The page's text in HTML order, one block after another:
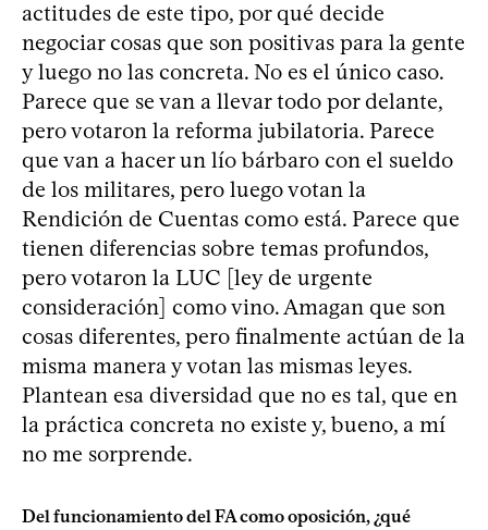
actitudes de este tipo, por qué decide
negociar cosas que son positivas para la gente
y luego no las concreta. No es el único caso.
Parece que se van a llevar todo por delante,
pero votaron la reforma jubilatoria. Parece
que van a hacer un lío bárbaro con el sueldo
de los militares, pero luego votan la
Rendición de Cuentas como está. Parece que
tienen diferencias sobre temas profundos,
pero votaron la LUC [ley de urgente
consideración] como vino. Amagan que son
cosas diferentes, pero finalmente actúan de la
misma manera y votan las mismas leyes.
Plantean esa diversidad que no es tal, que en
la práctica concreta no existe y, bueno, a mí
no me sorprende.
Del funcionamiento del FA como oposición, ¿qué